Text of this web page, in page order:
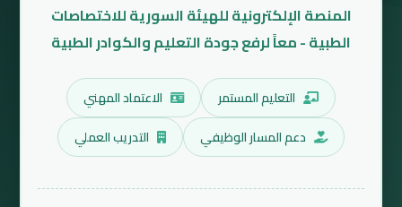
المنصة الإلكترونية للهيئة السورية للاختصاصات
الطبية - معاً لرفع جودة التعليم والكوادر الطبية
التعليم المستمر
الاعتماد المهني
دعم المسار الوظيفي
التدريب العملي